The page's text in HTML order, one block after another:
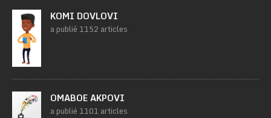
KOMI DOVLOVI
a publié 1152 articles
OMABOE AKPOVI
a publié 1101 articles